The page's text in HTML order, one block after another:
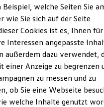
welche Seiten Sie
wie Sie sich auf der Seite
Cookies ist es, Ihnen für
Interessen angepasste
außerdem dazu verwendet,
einer Anzeige zu begrenzen
zu messen und zu
ob Sie eine Webseite
welche Inhalte genutzt